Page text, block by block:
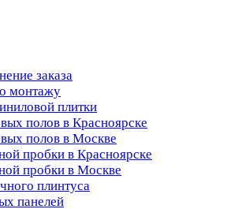
заказа
монтажу
плитки
полов в Красноярске
полов в Москве
пробки в Красноярске
пробки в Москве
плинтуса
панелей